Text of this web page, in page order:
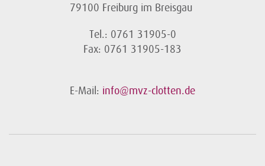
79100 Freiburg im Breisgau
Tel.: 0761 31905-0
Fax: 0761 31905-183
E-Mail: info@mvz-clotten.de